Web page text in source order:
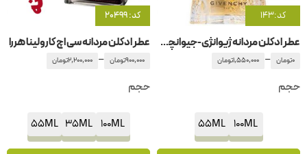
کد:143
عطر ادکلن مردانه ژیوانژی-جیوانچی – جیونچی پی
0تومان –
1,550,000تومان
حجم
100ML
55ML
کد: 20499
عطر ادکلن مردانه سی اچ کارولینا هررا
900,000تومان –
2,200,000تومان
حجم
100ML
35ML
55ML